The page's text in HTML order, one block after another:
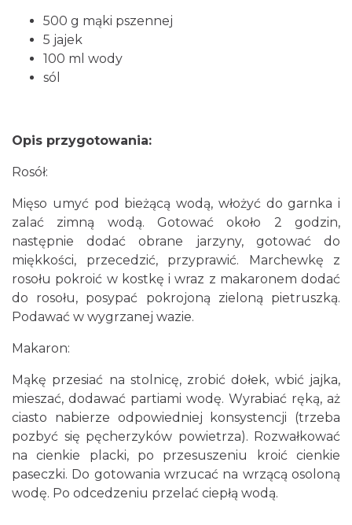
500 g mąki pszennej
5 jajek
100 ml wody
sól
Opis przygotowania:
Rosół:
Mięso umyć pod bieżącą wodą, włożyć do garnka i
zalać zimną wodą. Gotować około 2 godzin,
następnie dodać obrane jarzyny, gotować do
miękkości, przecedzić, przyprawić. Marchewkę z
rosołu pokroić w kostkę i wraz z makaronem dodać
do rosołu, posypać pokrojoną zieloną pietruszką.
Podawać w wygrzanej wazie.
Makaron:
Mąkę przesiać na stolnicę, zrobić dołek, wbić jajka,
mieszać, dodawać partiami wodę. Wyrabiać ręką, aż
ciasto nabierze odpowiedniej konsystencji (trzeba
pozbyć się pęcherzyków powietrza). Rozwałkować
na cienkie placki, po przesuszeniu kroić cienkie
paseczki. Do gotowania wrzucać na wrzącą osoloną
wodę. Po odcedzeniu przelać ciepłą wodą.